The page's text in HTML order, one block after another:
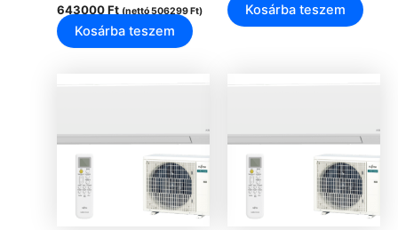
643000Ft (nettó506299Ft)
Kosárba teszem
Kosárba teszem